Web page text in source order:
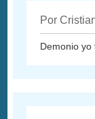
Por
Demonio